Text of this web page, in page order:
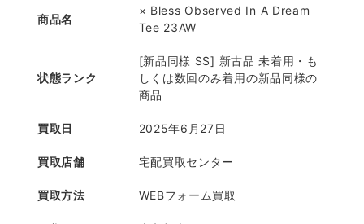
商品名
× Bless Observed In A Dream
Tee 23AW
状態ランク
[新品同様 SS] 新古品 未着用・も
しくは数回のみ着用の新品同様の
商品
買取日 2025年6月27日
買取店舗 宅配買取センター
買取方法 WEBフォーム買取